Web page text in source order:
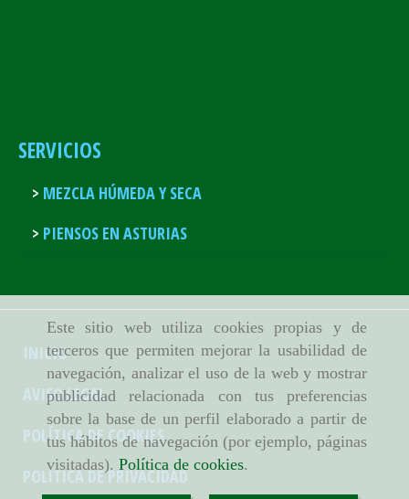
Este sitio web utiliza cookies propias y de
terceros que permiten mejorar la usabilidad de
navegación, analizar el uso de la web y mostrar
publicidad relacionada con tus preferencias
sobre la base de un perfil elaborado a partir de
tus hábitos de navegación (por ejemplo, páginas
visitadas). Política de cookies.
SERVICIOS
MEZCLA HÚMEDA Y SECA
PIENSOS EN ASTURIAS
INICIO
AVISO LEGAL
POLÍTICA DE COOKIES
POLÍTICA DE PRIVACIDAD